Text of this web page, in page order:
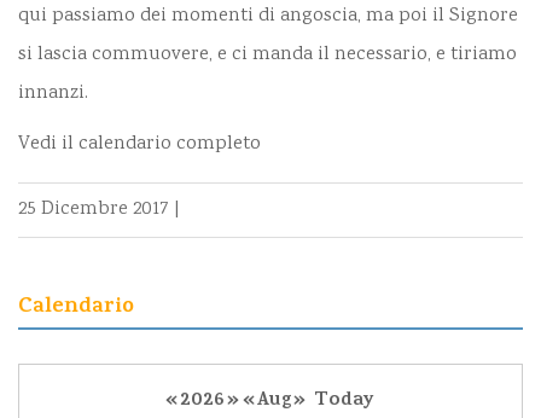
qui passiamo dei momenti di angoscia, ma poi il Signore
si lascia commuovere, e ci manda il necessario, e tiriamo
innanzi.
Vedi il calendario completo
25 Dicembre 2017 |
Calendario
«2026»«Aug» Today